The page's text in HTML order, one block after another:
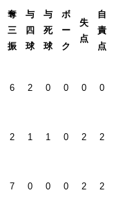
奪
三
振
与
四
球
与
死
球
ボ
ー
ク
失
点
自
責
点
6 2 0 0 0 0
2 1 1 0 2 2
7 0 0 0 2 2